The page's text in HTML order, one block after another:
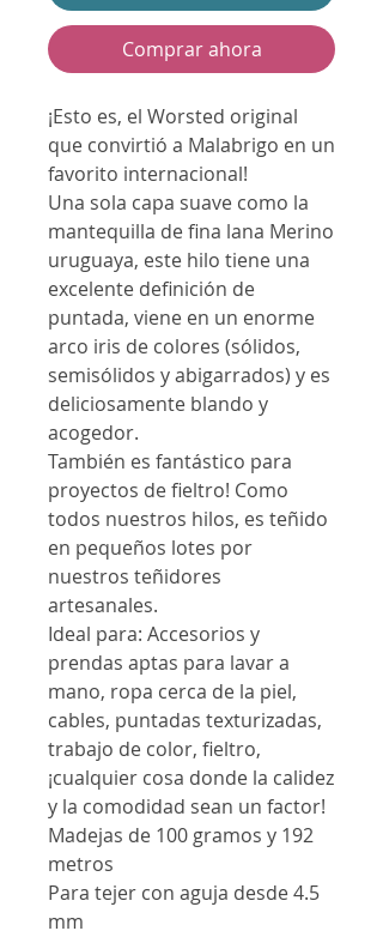
Comprar ahora
¡Esto es, el Worsted original
que convirtió a Malabrigo en un
favorito internacional!
Una sola capa suave como la
mantequilla de fina lana Merino
uruguaya, este hilo tiene una
excelente definición de
puntada, viene en un enorme
arco iris de colores (sólidos,
semisólidos y abigarrados) y es
deliciosamente blando y
acogedor.
También es fantástico para
proyectos de fieltro! Como
todos nuestros hilos, es teñido
en pequeños lotes por
nuestros teñidores
artesanales.
Ideal para: Accesorios y
prendas aptas para lavar a
mano, ropa cerca de la piel,
cables, puntadas texturizadas,
trabajo de color, fieltro,
¡cualquier cosa donde la calidez
y la comodidad sean un factor!
Madejas de 100 gramos y 192
metros
Para tejer con aguja desde 4.5
mm